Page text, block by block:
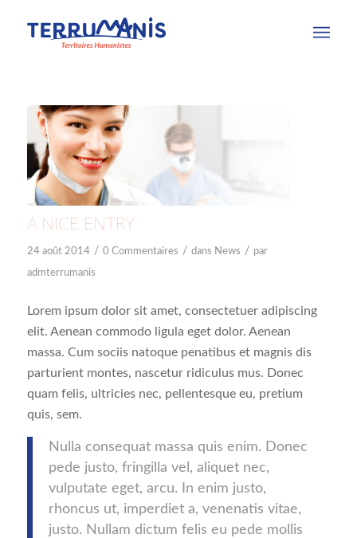
A NICE ENTRY
24 août 2014 / 0 Commentaires / dans News / par
admterrumanis
Lorem ipsum dolor sit amet, consectetuer adipiscing
elit. Aenean commodo ligula eget dolor. Aenean
massa. Cum sociis natoque penatibus et magnis dis
parturient montes, nascetur ridiculus mus. Donec
quam felis, ultricies nec, pellentesque eu, pretium
quis, sem.
Nulla consequat massa quis enim. Donec
pede justo, fringilla vel, aliquet nec,
vulputate eget, arcu. In enim justo,
rhoncus ut, imperdiet a, venenatis vitae,
justo. Nullam dictum felis eu pede mollis